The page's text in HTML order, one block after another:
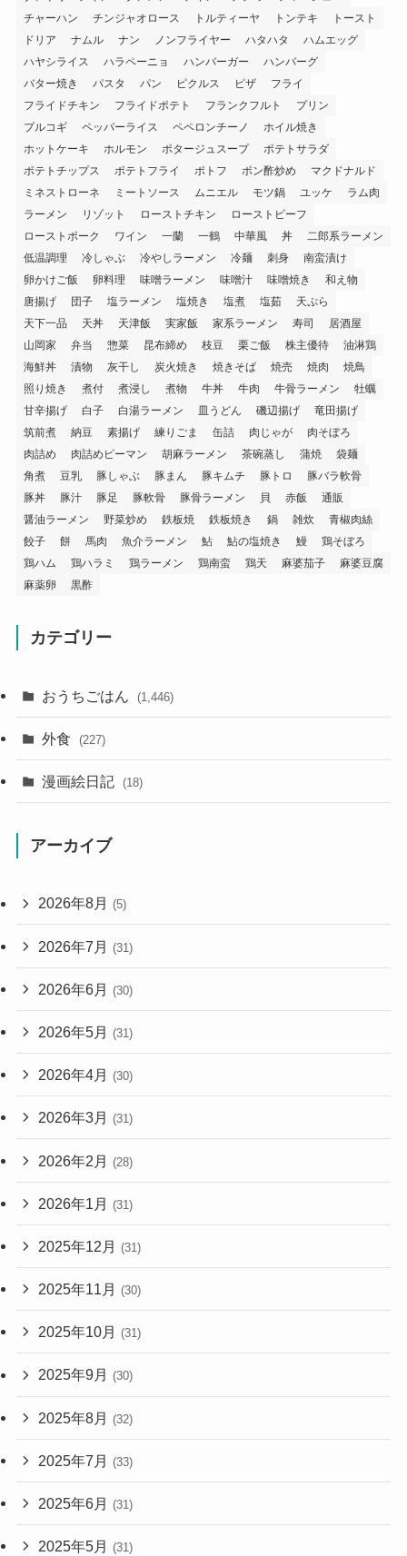
チャーハン
チンジャオロース トルティーヤ トンテキ
トースト
ドリア
ナムル ナン ノンフライヤー ハタハタ
ハムエッグ
ハヤシライス
ハラペーニョ ハンバーガー
ハンバーグ
バター焼き
パスタ パン ピクルス ピザ
フライ
フライドチキン
フライドポテト フランクフルト
プリン
プルコギ
ペッパーライス ペペロンチーノ
ホイル焼き
ホットケーキ
ホルモン ポタージュスープ
ポテトサラダ
ポテトチップス
ポテトフライ ポトフ ポン酢炒め
マクドナルド
ミネストローネ
ミートソース ムニエル モツ鍋 ユッケ
ラム肉
ラーメン
リゾット ローストチキン
ローストビーフ
ローストポーク
ワイン 一蘭 一鶴 中華風 丼
二郎系ラーメン
低温調理
冷しゃぶ 冷やしラーメン 冷麺 刺身
南蛮漬け
卵かけご飯
卵料理 味噌ラーメン 味噌汁 味噌焼き
和え物
唐揚げ
団子 塩ラーメン 塩焼き 塩煮 塩茹
天ぷら
天下一品
天丼 天津飯 実家飯 家系ラーメン 寿司
居酒屋
山岡家
弁当 惣菜 昆布締め 枝豆 栗ご飯 株主優待
油淋鶏
海鮮丼
漬物 灰干し 炭火焼き 焼きそば 焼売 焼肉
焼鳥
照り焼き
煮付 煮浸し 煮物 牛丼 牛肉 牛骨ラーメン
牡蠣
甘辛揚げ
白子 白湯ラーメン 皿うどん 磯辺揚げ
竜田揚げ
筑前煮
納豆 素揚げ 練りごま 缶詰 肉じゃが
肉そぼろ
肉詰め
肉詰めピーマン 胡麻ラーメン 茶碗蒸し 蒲焼
袋麺
角煮
豆乳 豚しゃぶ 豚まん 豚キムチ 豚トロ
豚バラ軟骨
豚丼
豚汁 豚足 豚軟骨 豚骨ラーメン 貝 赤飯
通販
醤油ラーメン
野菜炒め 鉄板焼 鉄板焼き 鍋 雑炊
青椒肉絲
餃子
餅 馬肉 魚介ラーメン 鮎 鮎の塩焼き 鰻
鶏そぼろ
鶏ハム
鶏ハラミ 鶏ラーメン 鶏南蛮 鶏天 麻婆茄子
麻婆豆腐
麻薬卵
黒酢
カテゴリー
おうちごはん (1,446)
外食 (227)
漫画絵日記 (18)
アーカイブ
2026年8月 (5)
2026年7月 (31)
2026年6月 (30)
2026年5月 (31)
2026年4月 (30)
2026年3月 (31)
2026年2月 (28)
2026年1月 (31)
2025年12月 (31)
2025年11月 (30)
2025年10月 (31)
2025年9月 (30)
2025年8月 (32)
2025年7月 (33)
2025年6月 (31)
2025年5月 (31)